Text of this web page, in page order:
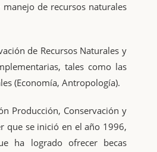
de recursos naturales
de Recursos Naturales y
tales como las
(Economía, Antropología).
Producción, Conservación y
que se inició en el año 1996,
ha logrado ofrecer becas